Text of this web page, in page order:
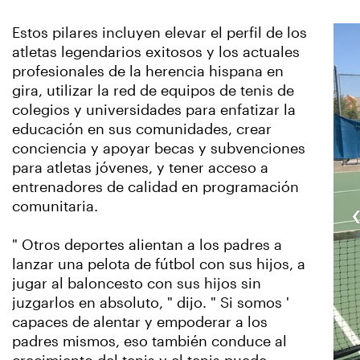
Estos pilares incluyen elevar el perfil de los
atletas legendarios exitosos y los actuales
profesionales de la herencia hispana en
gira, utilizar la red de equipos de tenis de
colegios y universidades para enfatizar la
educación en sus comunidades, crear
conciencia y apoyar becas y subvenciones
para atletas jóvenes, y tener acceso a
entrenadores de calidad en programación
comunitaria.
" Otros deportes alientan a los padres a
lanzar una pelota de fútbol con sus hijos, a
jugar al baloncesto con sus hijos sin
juzgarlos en absoluto, " dijo. " Si somos '
capaces de alentar y empoderar a los
padres mismos, eso también conduce al